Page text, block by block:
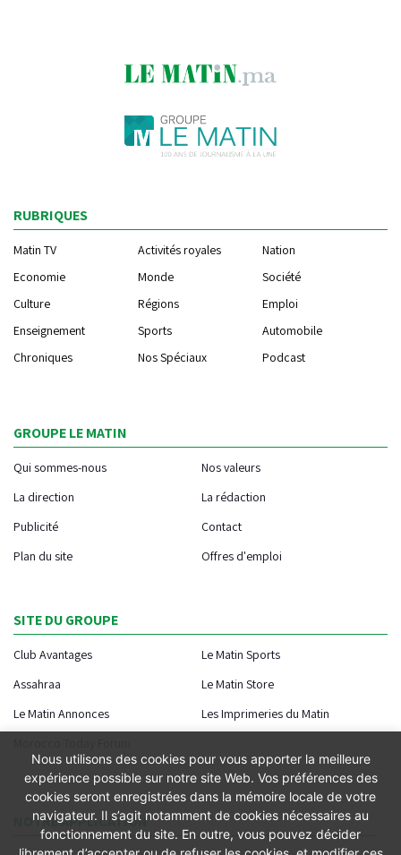
RUBRIQUES
Matin TV Activités royales
Nation
Economie
Monde
Société
Culture
Régions
Emploi
Enseignement
Sports
Automobile
Chroniques
Nos Spéciaux Podcast
GROUPE LE MATIN
Qui sommes-nous
Nos valeurs
La direction
La rédaction
Publicité
Contact
Plan du site
Offres d'emploi
SITE DU GROUPE
Club Avantages
Le Matin Sports
Assahraa
Le Matin Store
Le Matin Annonces
Les Imprimeries du Matin
NOTRE APPLICATION
Nous utilisons des cookies pour vous apporter la meilleure
expérience possible sur notre site Web. Vos préférences des
cookies seront enregistrées dans la mémoire locale de votre
navigateur. Il s’agit notamment de cookies nécessaires au
fonctionnement du site. En outre, vous pouvez décider